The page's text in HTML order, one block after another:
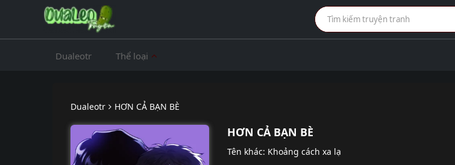
Dualeotr Thể loại
Dualeotr HƠN CẢ BẠN BÈ
HƠN CẢ BẠN BÈ
Tên khác: Khoảng cách xa lạ